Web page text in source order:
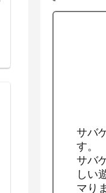
サバ
す。
サバ
しい
マり